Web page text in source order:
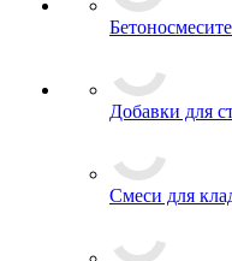
Добавки для
Смеси для